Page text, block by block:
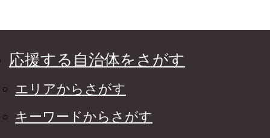
応援する自治体をさがす
エリアからさがす
キーワードからさがす